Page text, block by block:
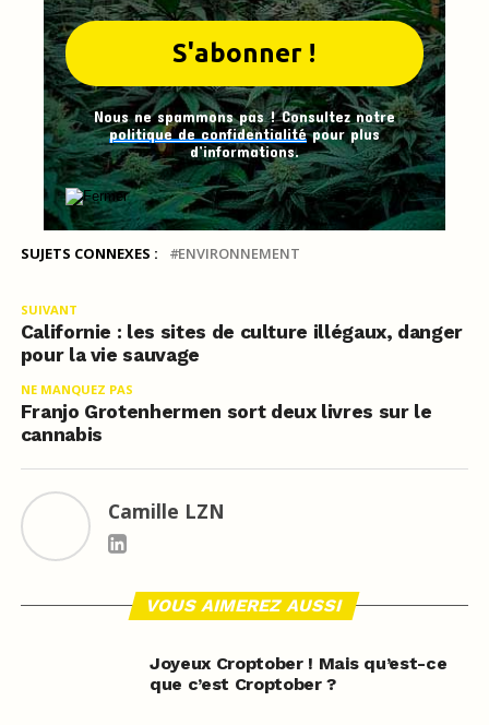
Nous ne spammons pas ! Consultez notre
politique de confidentialitépour plus
d’informations.
SUJETS CONNEXES : ENVIRONNEMENT
SUIVANT
Californie : les sites de culture illégaux, danger
pour la vie sauvage
NE MANQUEZ PAS
Franjo Grotenhermen sort deux livres sur le
cannabis
Camille LZN
VOUS AIMEREZ AUSSI
Joyeux Croptober ! Mais qu’est-ce
que c’est Croptober ?